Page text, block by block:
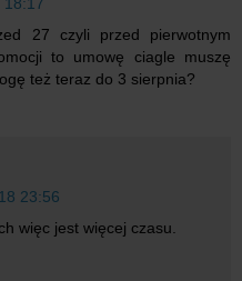
27 czyli przed pierwotnym
to umowę ciagle muszę
też teraz do 3 sierpnia?
23:56
więc jest więcej czasu.